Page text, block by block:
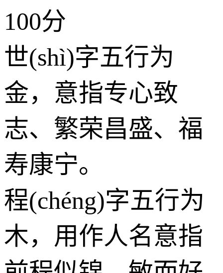
100分
世(shì)字五行为
金，意指专心致
志、繁荣昌盛、福
寿康宁。
程(chéng)字五行为
木，用作人名意指